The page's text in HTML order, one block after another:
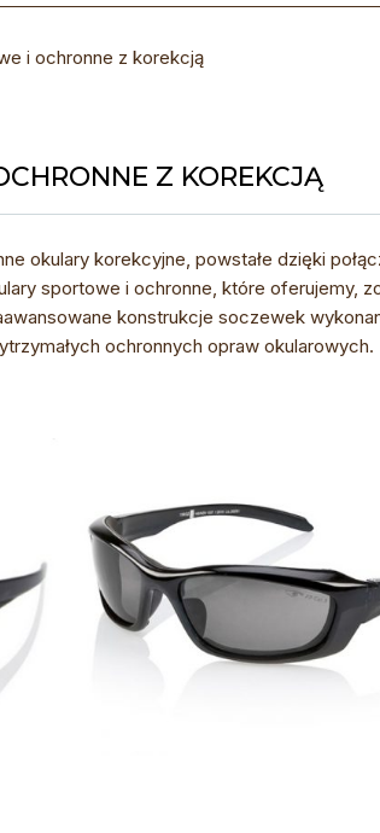
i ochronne z korekcją
Z KOREKCJĄ
okulary korekcyjne, powstałe dzięki
sportowe i ochronne, które oferujemy,
konstrukcje soczewek
ochronnych opraw okularowych.